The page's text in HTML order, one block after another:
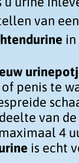
van
penis te
van
4
is echt